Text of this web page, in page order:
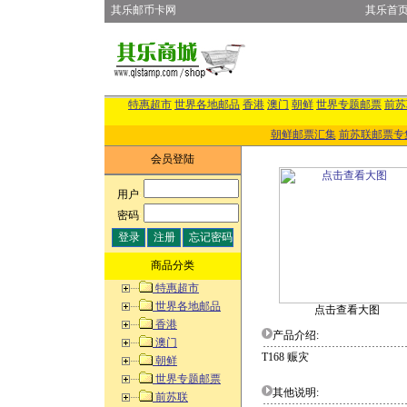
其乐邮币卡网 其乐首
特惠超市 世界各地邮品 香港 澳门 朝鲜 世界专题邮票 前
朝鲜邮票汇集 前苏联邮票专
会员登陆
用户:
密码:
商品分类
特惠超市
世界各地邮品
香港
澳门
朝鲜
世界专题邮票
前苏联
点击查看大图
产品介绍:
T168 赈灾
其他说明: